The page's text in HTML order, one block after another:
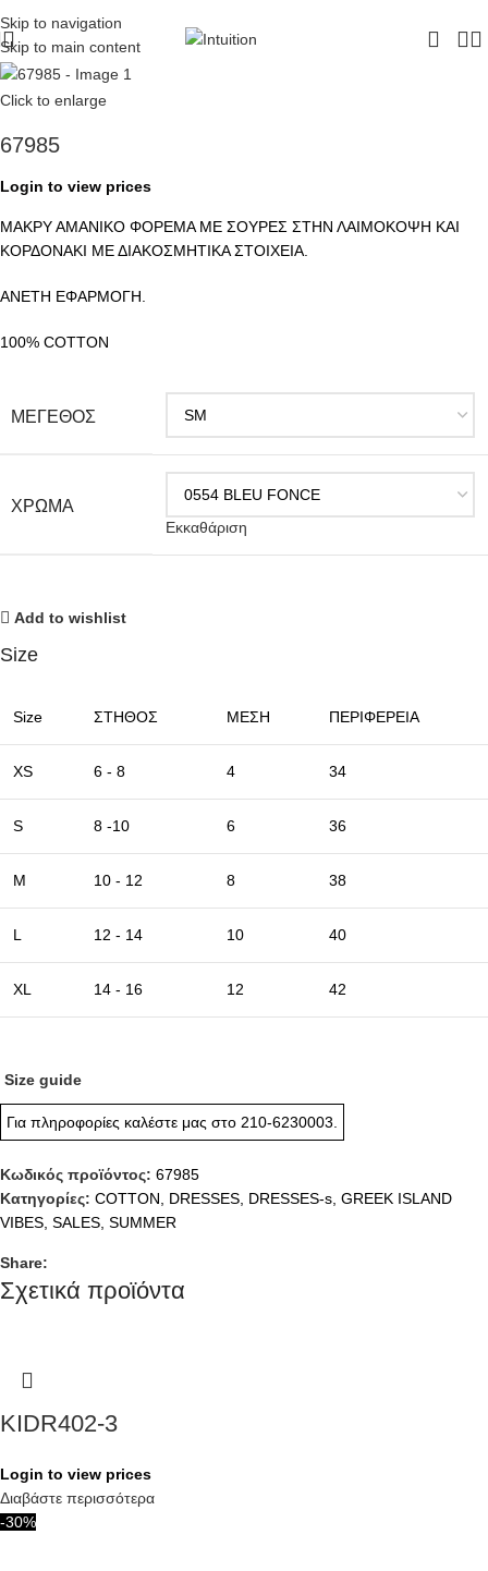
Skip to navigation
Skip to main content
Click to enlarge
67985
Login to view prices
ΜΑΚΡΥ ΑΜΑΝΙΚΟ ΦΟΡΕΜΑ ΜΕ ΣΟΥΡΕΣ ΣΤΗΝ ΛΑΙΜΟΚΟΨΗ ΚΑΙ
ΚΟΡΔΟΝΑΚΙ ΜΕ ΔΙΑΚΟΣΜΗΤΙΚΑ ΣΤΟΙΧΕΙΑ.
ΑΝΕΤΗ ΕΦΑΡΜΟΓΗ.
100% COTTON
ΜΕΓΕΘΟΣ
ΧΡΩΜΑ
Εκκαθάριση
Add to wishlist
Size
Size ΣΤΗΘΟΣ ΜΕΣΗ ΠΕΡΙΦΕΡΕΙΑ
XS 6 - 8 4 34
S 8 -10 6 36
M 10 - 12 8 38
L 12 - 14 10 40
XL 14 - 16 12 42
Size guide
Για πληροφορίες καλέστε μας στο 210-6230003.
Κωδικός προϊόντος: 67985
Κατηγορίες: COTTON, DRESSES, DRESSES-s, GREEK ISLAND
VIBES, SALES, SUMMER
Share:
Σχετικά προϊόντα
KIDR402-3
Login to view prices
Διαβάστε περισσότερα
-30%